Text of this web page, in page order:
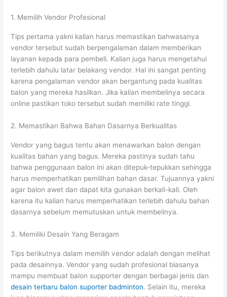
1. Memilih Vendor Profesional
Tips pertama yakni kalian harus memastikan bahwasanya
vendor tersebut sudah berpengalaman dalam memberikan
layanan kepada para pembeli. Kalian juga harus mengetahui
terlebih dahulu latar belakang vendor. Hal ini sangat penting
karena pengalaman vendor akan bergantung pada kualitas
balon yang mereka hasilkan. Jika kalian membelinya secara
online pastikan toko tersebut sudah memiliki rate tinggi.
2. Memastikan Bahwa Bahan Dasarnya Berkualitas
Vendor yang bagus tentu akan menawarkan balon dengan
kualitas bahan yang bagus. Mereka pastinya sudah tahu
bahwa penggunaan balon ini akan ditepuk-tepukkan sehingga
harus memperhatikan pemilihan bahan dasar. Tujuannya yakni
agar balon awet dan dapat kita gunakan berkali-kali. Oleh
karena itu kalian harus memperhatikan terlebih dahulu bahan
dasarnya sebelum memutuskan untuk membelinya.
3. Memiliki Desain Yang Beragam
Tips berikutnya dalam memilih vendor adalah dengan melihat
pada desainnya. Vendor yang sudah profesional biasanya
mampu membuat balon supporter dengan berbagai jenis dan
desain terbaru balon suporter badminton. Selain itu, mereka